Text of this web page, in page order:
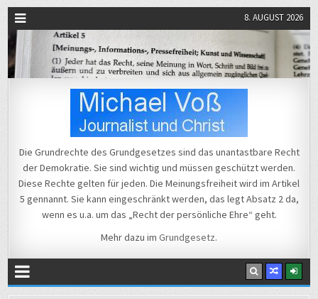
8. AUGUST 2026
Michael Voß
Die Grundrechte des Grundgesetzes sind das unantastbare Recht
der Demokratie. Sie sind wichtig und müssen geschützt werden.
Diese Rechte gelten für jeden. Die Meinungsfreiheit wird im Artikel
5 gennannt. Sie kann eingeschränkt werden, das legt Absatz 2 da,
wenn es u.a. um das „Recht der persönliche Ehre“ geht.
Mehr dazu im Grundgesetz.